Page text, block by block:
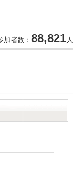
加者数： 88,821人